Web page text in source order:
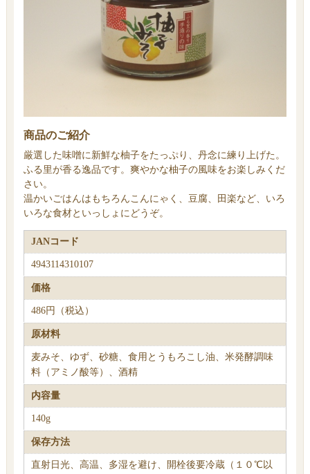
商品のご紹介
厳選した味噌に新鮮な柚子をたっぷり、丹念に練り上げた。
ふる里が香る逸品です。爽やかな柚子の風味をお楽しみくだ
さい。
温かいごはんはもちろんこんにゃく、豆腐、田楽など、いろ
いろな食材といっしょにどうぞ。
JANコード
4943114310107
価格
486円（税込）
原材料
麦みそ、ゆず、砂糖、食用とうもろこし油、米発酵調味
料（アミノ酸等）、酒精
内容量
140g
保存方法
直射日光、高温、多湿を避け、開栓後要冷蔵（１０℃以